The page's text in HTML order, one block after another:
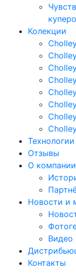
Колекции
Технологии
Отзывы
О компании
Новости и
Видео
Контакты